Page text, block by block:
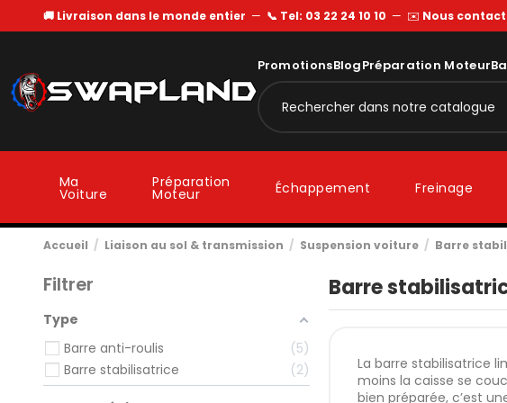
🚚 Livraison dans le monde entier — 📞 Tel: 03 22 24 10 10 — ✉️ Nous
PromotionsBlogPréparation Moteur
Ma
Voiture
Préparation
Moteur Échappement Freinage
Accueil Liaison au sol & transmission Suspension voiture Barre
Barre
La barre stabilisatrice
moins la caisse se
bien préparée, c’est
Filtrer
Type
Barre anti-roulis
5
Barre stabilisatrice
2